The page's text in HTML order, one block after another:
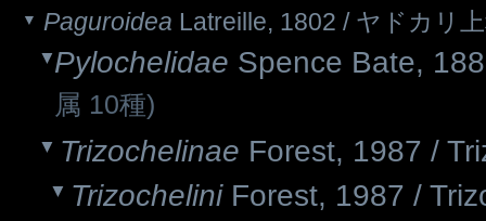
Paguroidea Latreille, 1802 / ヤドカリ
Pylochelidae Spence Bate,
属 10種)
Trizochelinae Forest, 1987 /
TrizocheliniForest, 1987 /